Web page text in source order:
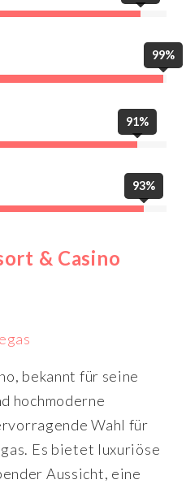
99%
91%
93%
& Casino
bekannt für seine
hochmoderne
Wahl für
Es bietet luxuriöse
Aussicht, eine